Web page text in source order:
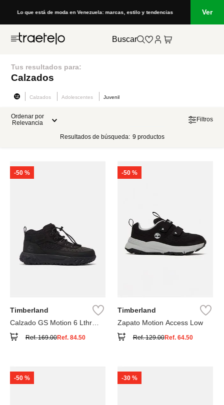
Lo que está de moda en Venezuela: marcas, estilo y tendencias Ver
Buscar
Tus resultados para:
Calzados
Calzados Adolescentes Juvenil
Ordenar por
Relevancia
Filtros
Resultados de búsqueda: 9 productos
-50 %
Timberland
Calzado GS Motion 6 Lthr
Ref.169.00Ref. 84.50
-50 %
Timberland
Zapato Motion Access Low
Ref.129.00Ref. 64.50
-50 % -30 %